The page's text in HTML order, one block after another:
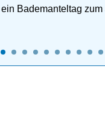
Bademanteltag zum